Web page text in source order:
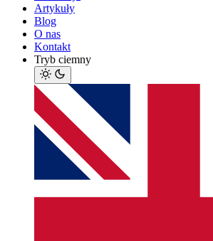
Artykuły
Blog
O nas
Kontakt
Tryb ciemny